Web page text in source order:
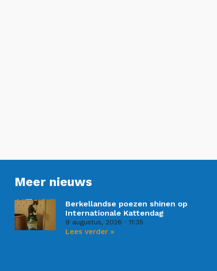
Meer nieuws
Berkellandse poezen shinen op
Internationale Kattendag
9 augustus, 2026 11:35
Lees verder »